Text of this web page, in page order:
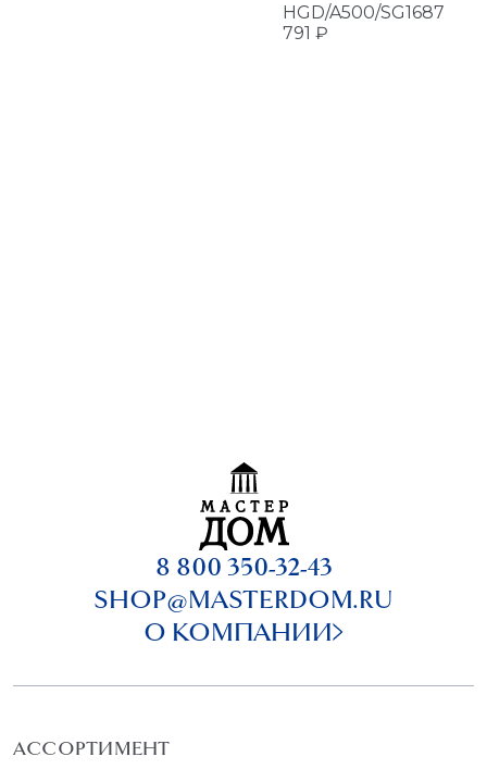
HGD/A500/SG1687
791 ₽
8 800 350-32-43
SHOP@MASTERDOM.RU
О КОМПАНИИ
АССОРТИМЕНТ